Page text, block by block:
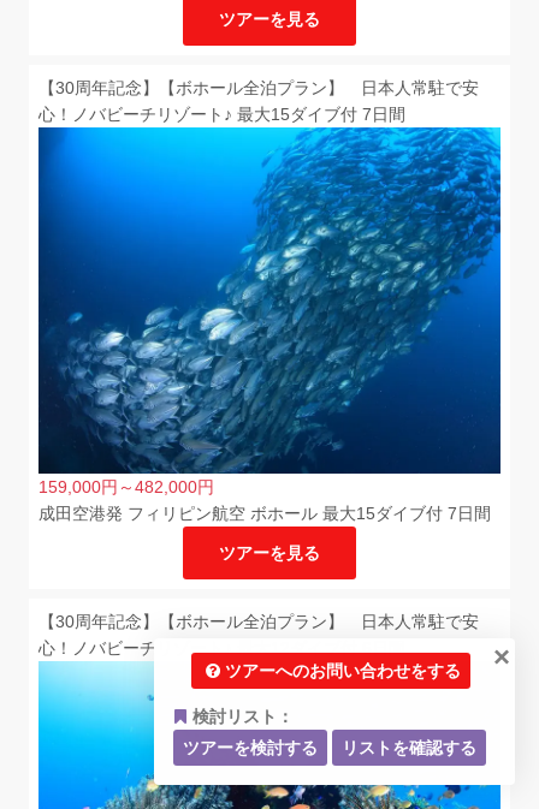
ツアーを見る
【30周年記念】【ボホール全泊プラン】 日本人常駐で安
心！ノバビーチリゾート♪ 最大15ダイブ付 7日間
159,000円 ～482,000円
成田空港発 フィリピン航空 ボホール 最大15ダイブ付 7日間
ツアーを見る
【30周年記念】【ボホール全泊プラン】 日本人常駐で安
心！ノバビーチリゾート♪ 最大12ダイブ付 6日間
×
ツアーへのお問い合わせをする
検討リスト：
ツアーを検討する
リストを確認する